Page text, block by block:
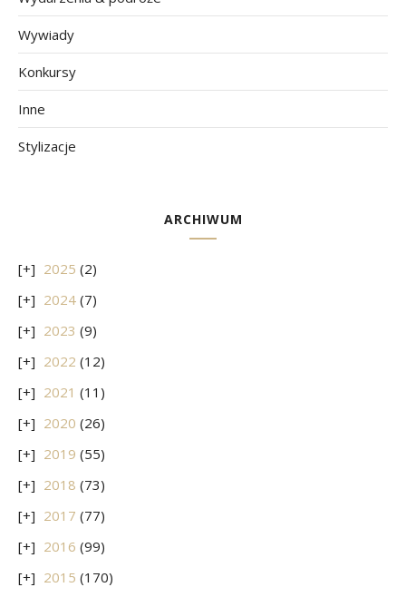
Wywiady
Konkursy
Inne
Stylizacje
ARCHIWUM
2025 (2)
2024 (7)
2023 (9)
2022 (12)
2021 (11)
2020 (26)
2019 (55)
2018 (73)
2017 (77)
2016 (99)
2015 (170)